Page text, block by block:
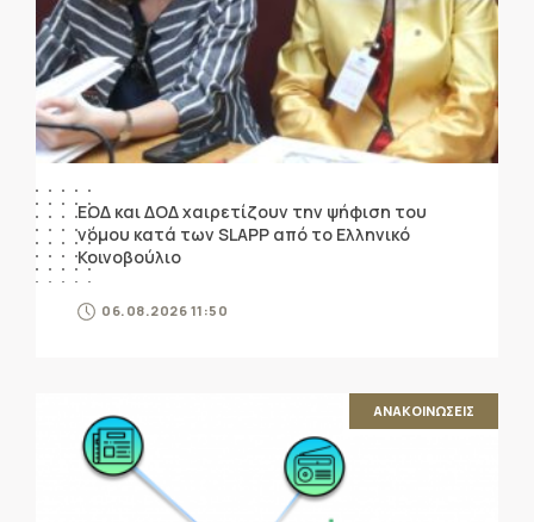
ΕΟΔ και ΔΟΔ χαιρετίζουν την ψήφιση του
νόμου κατά των SLAPP από το Ελληνικό
Κοινοβούλιο
06.08.2026 11:50
ΑΝΑΚΟΙΝΩΣΕΙΣ